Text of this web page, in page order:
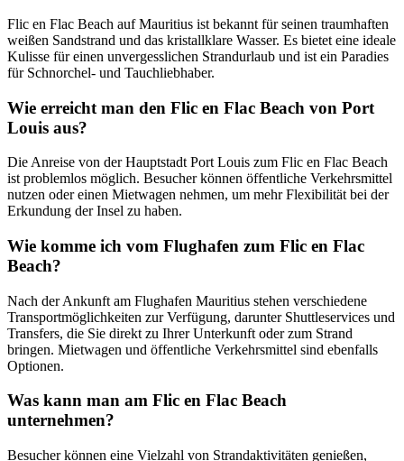
Flic en Flac Beach auf Mauritius ist bekannt für seinen traumhaften
weißen Sandstrand und das kristallklare Wasser. Es bietet eine ideale
Kulisse für einen unvergesslichen Strandurlaub und ist ein Paradies
für Schnorchel- und Tauchliebhaber.
Wie erreicht man den Flic en Flac Beach von Port
Louis aus?
Die Anreise von der Hauptstadt Port Louis zum Flic en Flac Beach
ist problemlos möglich. Besucher können öffentliche Verkehrsmittel
nutzen oder einen Mietwagen nehmen, um mehr Flexibilität bei der
Erkundung der Insel zu haben.
Wie komme ich vom Flughafen zum Flic en Flac
Beach?
Nach der Ankunft am Flughafen Mauritius stehen verschiedene
Transportmöglichkeiten zur Verfügung, darunter Shuttleservices und
Transfers, die Sie direkt zu Ihrer Unterkunft oder zum Strand
bringen. Mietwagen und öffentliche Verkehrsmittel sind ebenfalls
Optionen.
Was kann man am Flic en Flac Beach
unternehmen?
Besucher können eine Vielzahl von Strandaktivitäten genießen,